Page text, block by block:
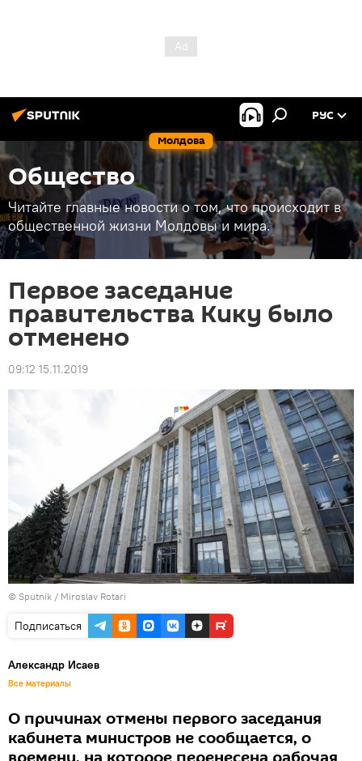
Молдова
РУС
Общество
Читайте главные новости о том, что происходит в
общественной жизни Молдовы и мира.
Первое заседание
правительства Кику было
отменено
09:12 15.11.2019
© Sputnik / Miroslav Rotari
Подписаться
Александр Исаев
Все материалы
О причинах отмены первого заседания
кабинета министров не сообщается, о